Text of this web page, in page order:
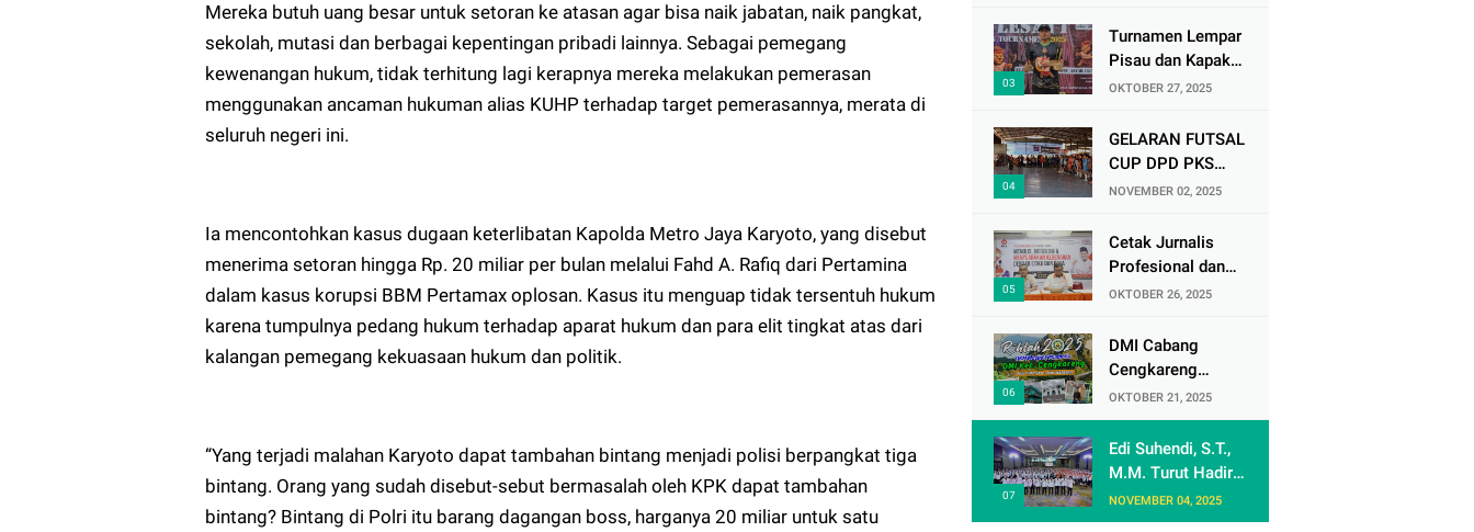
Mereka butuh uang besar untuk setoran ke atasan agar bisa naik jabatan, naik pangkat,
sekolah, mutasi dan berbagai kepentingan pribadi lainnya. Sebagai pemegang
kewenangan hukum, tidak terhitung lagi kerapnya mereka melakukan pemerasan
menggunakan ancaman hukuman alias KUHP terhadap target pemerasannya, merata di
seluruh negeri ini.
Ia mencontohkan kasus dugaan keterlibatan Kapolda Metro Jaya Karyoto, yang disebut
menerima setoran hingga Rp. 20 miliar per bulan melalui Fahd A. Rafiq dari Pertamina
dalam kasus korupsi BBM Pertamax oplosan. Kasus itu menguap tidak tersentuh hukum
karena tumpulnya pedang hukum terhadap aparat hukum dan para elit tingkat atas dari
kalangan pemegang kekuasaan hukum dan politik.
“Yang terjadi malahan Karyoto dapat tambahan bintang menjadi polisi berpangkat tiga
bintang. Orang yang sudah disebut-sebut bermasalah oleh KPK dapat tambahan
bintang? Bintang di Polri itu barang dagangan boss, harganya 20 miliar untuk satu
Turnamen Lempar
Pisau dan Kapak
D’Lesatt Open
Kota Tangerang
Raih Prestasi
OKTOBER 27, 2025
GELARAN FUTSAL
CUP DPD PKS
JAKARTA BARAT
DIBUKA
NOVEMBER 02, 2025
Cetak Jurnalis
Profesional dan
Berintegritas, PKS
Gelar Pelatihan
Jurnalistik
OKTOBER 26, 2025
DMI Cabang
Cengkareng
Agendakan Rihlah
2025 Untuk
Pengurus DKM Se
- Kecamatan
OKTOBER 21, 2025
Edi Suhendi, S.T.,
M.M. Turut Hadir
dalam Bimtek
Nasional Anggota
NOVEMBER 04, 2025